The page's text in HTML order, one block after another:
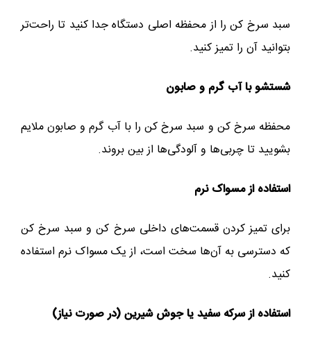
سبد سرخ کن را از محفظه اصلی دستگاه جدا کنید تا راحت‌تر
بتوانید آن را تمیز کنید.
شستشو با آب گرم و صابون
محفظه سرخ کن و سبد سرخ کن را با آب گرم و صابون ملایم
بشویید تا چربی‌ها و آلودگی‌ها از بین بروند.
استفاده از مسواک نرم
برای تمیز کردن قسمت‌های داخلی سرخ کن و سبد سرخ کن
که دسترسی به آن‌ها سخت است، از یک مسواک نرم استفاده
کنید.
استفاده از سرکه سفید یا جوش شیرین (در صورت نیاز)